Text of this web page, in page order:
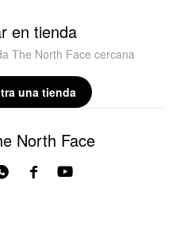
en tienda
The North Face cercana
una tienda
North Face
 